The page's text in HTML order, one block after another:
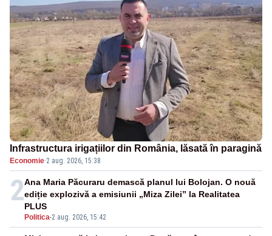
Infrastructura irigațiilor din România, lăsată în paragină
Economie·2 aug. 2026, 15:38
2
Politica-2 aug. 2026, 15:42
Ana Maria Păcuraru demască planul lui Bolojan. O nouă
ediție explozivă a emisiunii „Miza Zilei” la Realitatea
PLUS